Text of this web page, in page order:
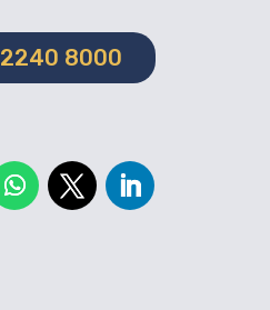
2240 8000